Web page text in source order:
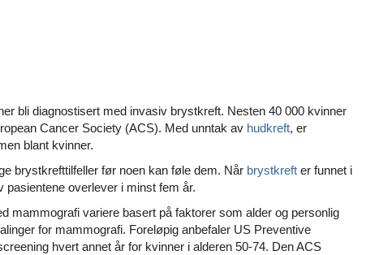
bli diagnostisert med invasiv brystkreft. Nesten 40 000 kvinner
Cancer Society (ACS). Med unntak av hudkreft, er
blant kvinner.
brystkrefttilfeller før noen kan føle dem. Når brystkreft er funnet i
pasientene overlever i minst fem år.
mammografi variere basert på faktorer som alder og personlig
for mammografi. Foreløpig anbefaler US Preventive
hvert annet år for kvinner i alderen 50-74. Den ACS